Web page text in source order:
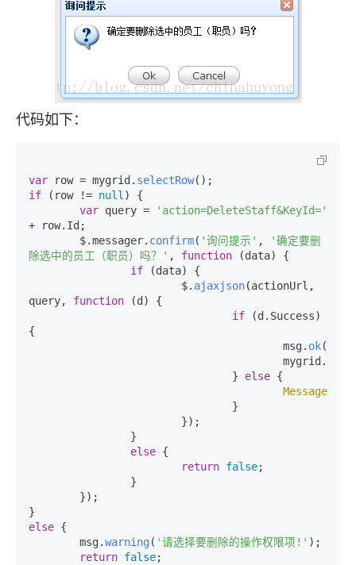
代码如下：
var row = mygrid. selectRow
if (row != null) {
var query =
'action=DeleteStaff&KeyId='
+ row. Id ;
	$.messager.
confirm( '询问提示' ,
'确定要删
除选中的员工（职员）吗？' , function (data) {
if (data) {
			$.
ajaxjson(actionUrl,
query, function (d ) {
if (d. Success)
{
					msg.
ok(d.
					mygrid.
				}
else {
else {
return false;
else {
	msg.
warning ( '请选择要删除的操作权限项!' );
return false;